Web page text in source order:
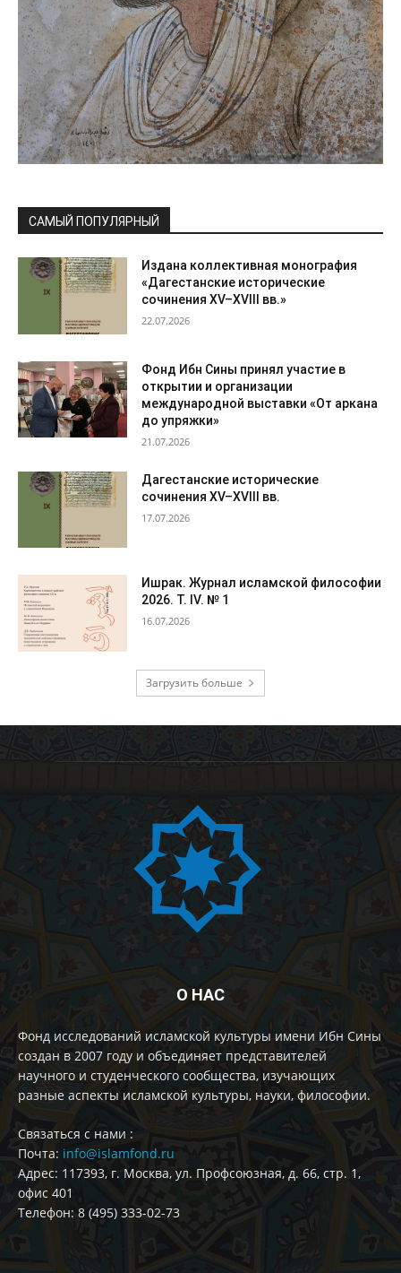
САМЫЙ ПОПУЛЯРНЫЙ
Издана коллективная монография
«Дагестанские исторические
сочинения XV–XVIII вв.»
22.07.2026
Фонд Ибн Сины принял участие в
открытии и организации
международной выставки «От аркана
до упряжки»
21.07.2026
Дагестанские исторические
сочинения XV–XVIII вв.
17.07.2026
Ишрак. Журнал исламской философии
2026. Т. IV. № 1
16.07.2026
Загрузить больше
О НАС
Фонд исследований исламской культуры имени Ибн Сины
создан в 2007 году и объединяет представителей
научного и студенческого сообщества, изучающих
разные аспекты исламской культуры, науки, философии.
Cвязаться с нами :
Почта: info@islamfond.ru
Адрес: 117393, г. Москва, ул. Профсоюзная, д. 66, стр. 1,
офис 401
Телефон: 8 (495) 333-02-73